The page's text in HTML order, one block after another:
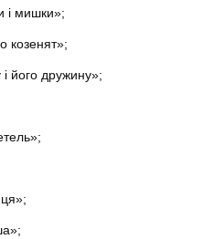
і мишки»;
козенят»;
його дружину»;